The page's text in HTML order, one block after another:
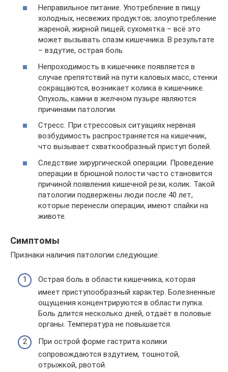
Неправильное питание. Употребление в пищу
холодных, несвежих продуктов; злоупотребление
жареной, жирной пищей; сухомятка – всё это
может вызывать спазм кишечника. В результате
– вздутие, острая боль.
Непроходимость в кишечнике появляется в
случае препятствий на пути каловых масс, стенки
сокращаются, возникает колика в кишечнике.
Опухоль, камни в желчном пузыре являются
причинами патологии.
Стресс. При стрессовых ситуациях нервная
возбудимость распространяется на кишечник,
что вызывает схваткообразный приступ болей.
Следствие хирургической операции. Проведение
операции в брюшной полости часто становится
причиной появления кишечной рези, колик. Такой
патологии подвержены люди после 40 лет,
которые перенесли операции, имеют спайки на
животе.
Симптомы
Признаки наличия патологии следующие:
Острая боль в области кишечника, которая
имеет приступообразный характер. Болезненные
ощущения концентрируются в области пупка.
Боль длится несколько дней, отдаёт в половые
органы. Температура не повышается.
При острой форме гастрита колики
сопровождаются вздутием, тошнотой,
отрыжкой, рвотой.